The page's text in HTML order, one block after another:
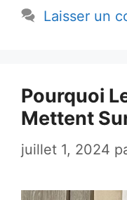
Laisser un
Pourquoi
Mettent
juillet 1, 2024